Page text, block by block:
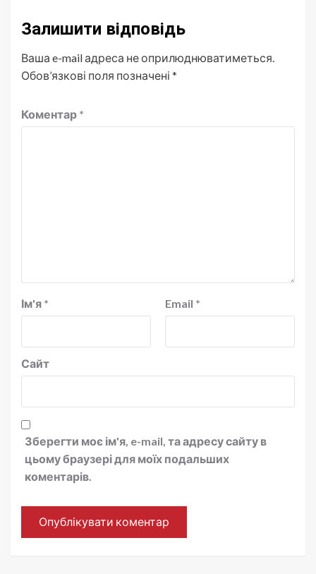
Залишити відповідь
Ваша e-mail адреса не оприлюднюватиметься.
Обов’язкові поля позначені *
Коментар *
Ім'я * Email *
Сайт
Зберегти моє ім'я, e-mail, та адресу сайту в
цьому браузері для моїх подальших
коментарів.